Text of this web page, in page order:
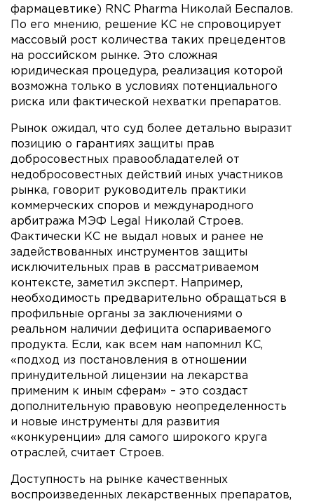
фармацевтике) RNC Pharma Николай Беспалов.
По его мнению, решение КС не спровоцирует
массовый рост количества таких прецедентов
на российском рынке. Это сложная
юридическая процедура, реализация которой
возможна только в условиях потенциального
риска или фактической нехватки препаратов.
Рынок ожидал, что суд более детально выразит
позицию о гарантиях защиты прав
добросовестных правообладателей от
недобросовестных действий иных участников
рынка, говорит руководитель практики
коммерческих споров и международного
арбитража МЭФ Legal Николай Строев.
Фактически КС не выдал новых и ранее не
задействованных инструментов защиты
исключительных прав в рассматриваемом
контексте, заметил эксперт. Например,
необходимость предварительно обращаться в
профильные органы за заключениями о
реальном наличии дефицита оспариваемого
продукта. Если, как всем нам напомнил КС,
«подход из постановления в отношении
принудительной лицензии на лекарства
применим к иным сферам» – это создаст
дополнительную правовую неопределенность
и новые инструменты для развития
«конкуренции» для самого широкого круга
отраслей, считает Строев.
Доступность на рынке качественных
воспроизведенных лекарственных препаратов,